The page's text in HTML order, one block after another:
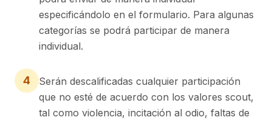
especificándolo en el formulario. Para algunas
categorías se podrá participar de manera
individual.
4
Serán descalificadas cualquier participación
que no esté de acuerdo con los valores scout,
tal como violencia, incitación al odio, faltas de